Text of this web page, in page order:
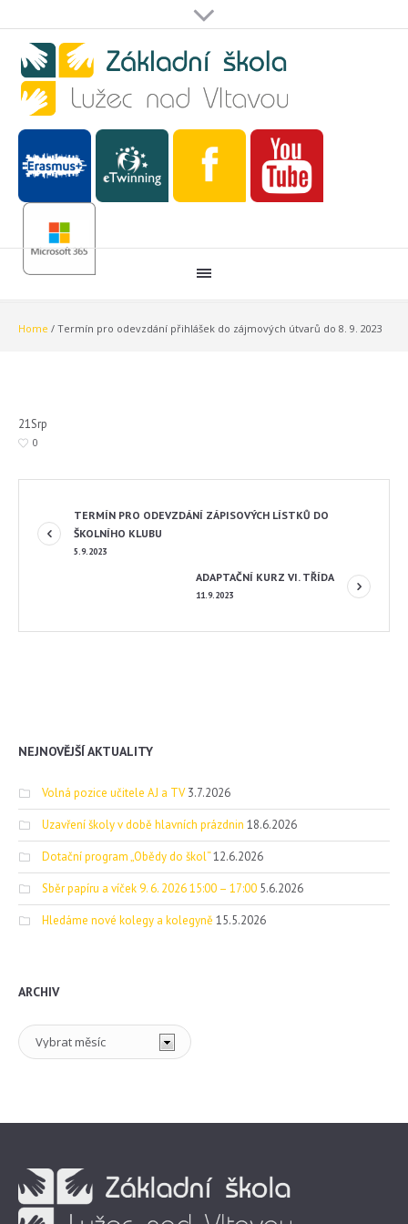
Home / Termín pro odevzdání přihlášek do zájmových útvarů do 8. 9. 2023
21Srp
0
TERMÍN PRO ODEVZDÁNÍ ZÁPISOVÝCH LÍSTKŮ DO
ŠKOLNÍHO KLUBU
5.9.2023
ADAPTAČNÍ KURZ VI. TŘÍDA
11.9.2023
NEJNOVĚJŠÍ AKTUALITY
Volná pozice učitele AJ a TV 3.7.2026
Uzavření školy v době hlavních prázdnin 18.6.2026
Dotační program „Obědy do škol“12.6.2026
Sběr papíru a víček 9. 6. 2026 15:00 – 17:00 5.6.2026
Hledáme nové kolegy a kolegyně 15.5.2026
ARCHIV
Archiv